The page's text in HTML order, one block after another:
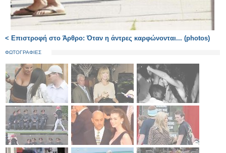
< Επιστροφή στο Άρθρο: Όταν η άντρες καρφώνονται... (photos)
ΦΩΤΟΓΡΑΦΙΕΣ